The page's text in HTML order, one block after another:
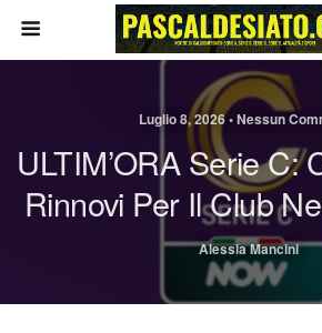
Luglio 8, 2026 • Nessun
ULTIM’ORA Serie C:
Rinnovi Per Il Club
Alessia Mancini